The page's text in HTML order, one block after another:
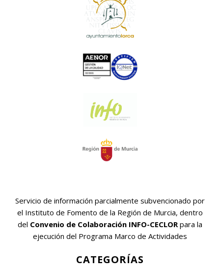
Servicio de información parcialmente subvencionado por
el Instituto de Fomento de la Región de Murcia, dentro
del Convenio de Colaboración INFO-CECLOR para la
ejecución del Programa Marco de Actividades
CATEGORÍAS